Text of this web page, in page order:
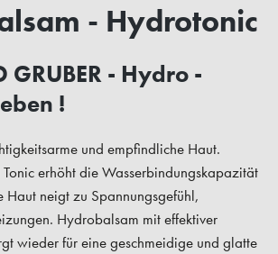
- Hydrotonic
GRUBER - Hydro -
!
und empfindliche Haut.
erhöht die Wasserbindungskapazität
Haut neigt zu Spannungsgefühl,
Hydrobalsam mit effektiver
wieder für eine geschmeidige und glatte